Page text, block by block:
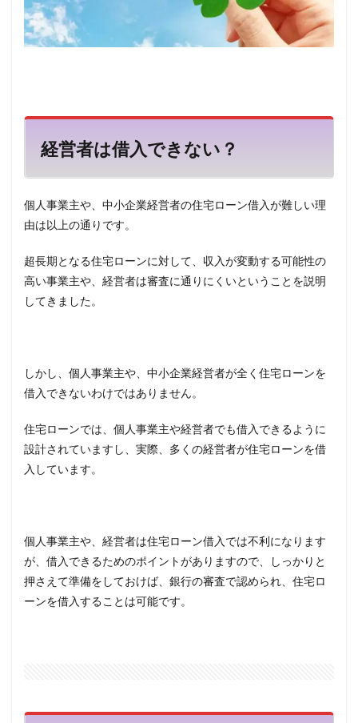
7.3
フラ
まと
め
経営者は借入できない？
個人事業主や、中小企業経営者の住宅ローン借入が難しい理
由は以上の通りです。
超長期となる住宅ローンに対して、収入が変動する可能性の
高い事業主や、経営者は審査に通りにくいということを説明
してきました。
しかし、個人事業主や、中小企業経営者が全く住宅ローンを
借入できないわけではありません。
住宅ローンでは、個人事業主や経営者でも借入できるように
設計されていますし、実際、多くの経営者が住宅ローンを借
入しています。
個人事業主や、経営者は住宅ローン借入では不利になります
が、借入できるためのポイントがありますので、しっかりと
押さえて準備をしておけば、銀行の審査で認められ、住宅ロ
ーンを借入することは可能です。